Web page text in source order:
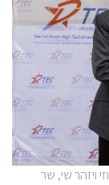
ויזהר שי, שר